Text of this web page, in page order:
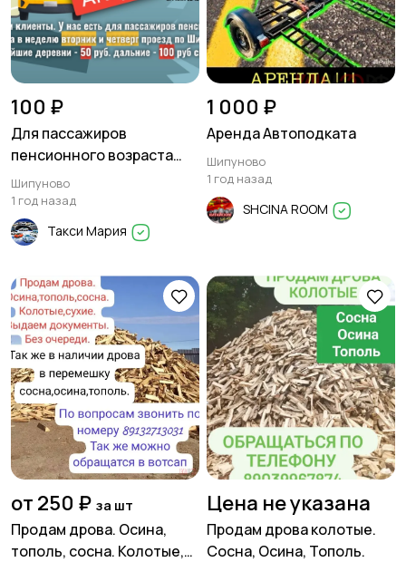
100 ₽
Для пассажиров
пенсионного возраста
скидка
Шипуново
1 год назад
Такси Мария
1 000 ₽
Аренда Автоподката
Шипуново
1 год назад
SHCINA ROOM
от 250 ₽ за шт
Продам дрова. Осина,
тополь, сосна. Колотые,
Цена не указана
Продам дрова колотые.
Сосна, Осина, Тополь.